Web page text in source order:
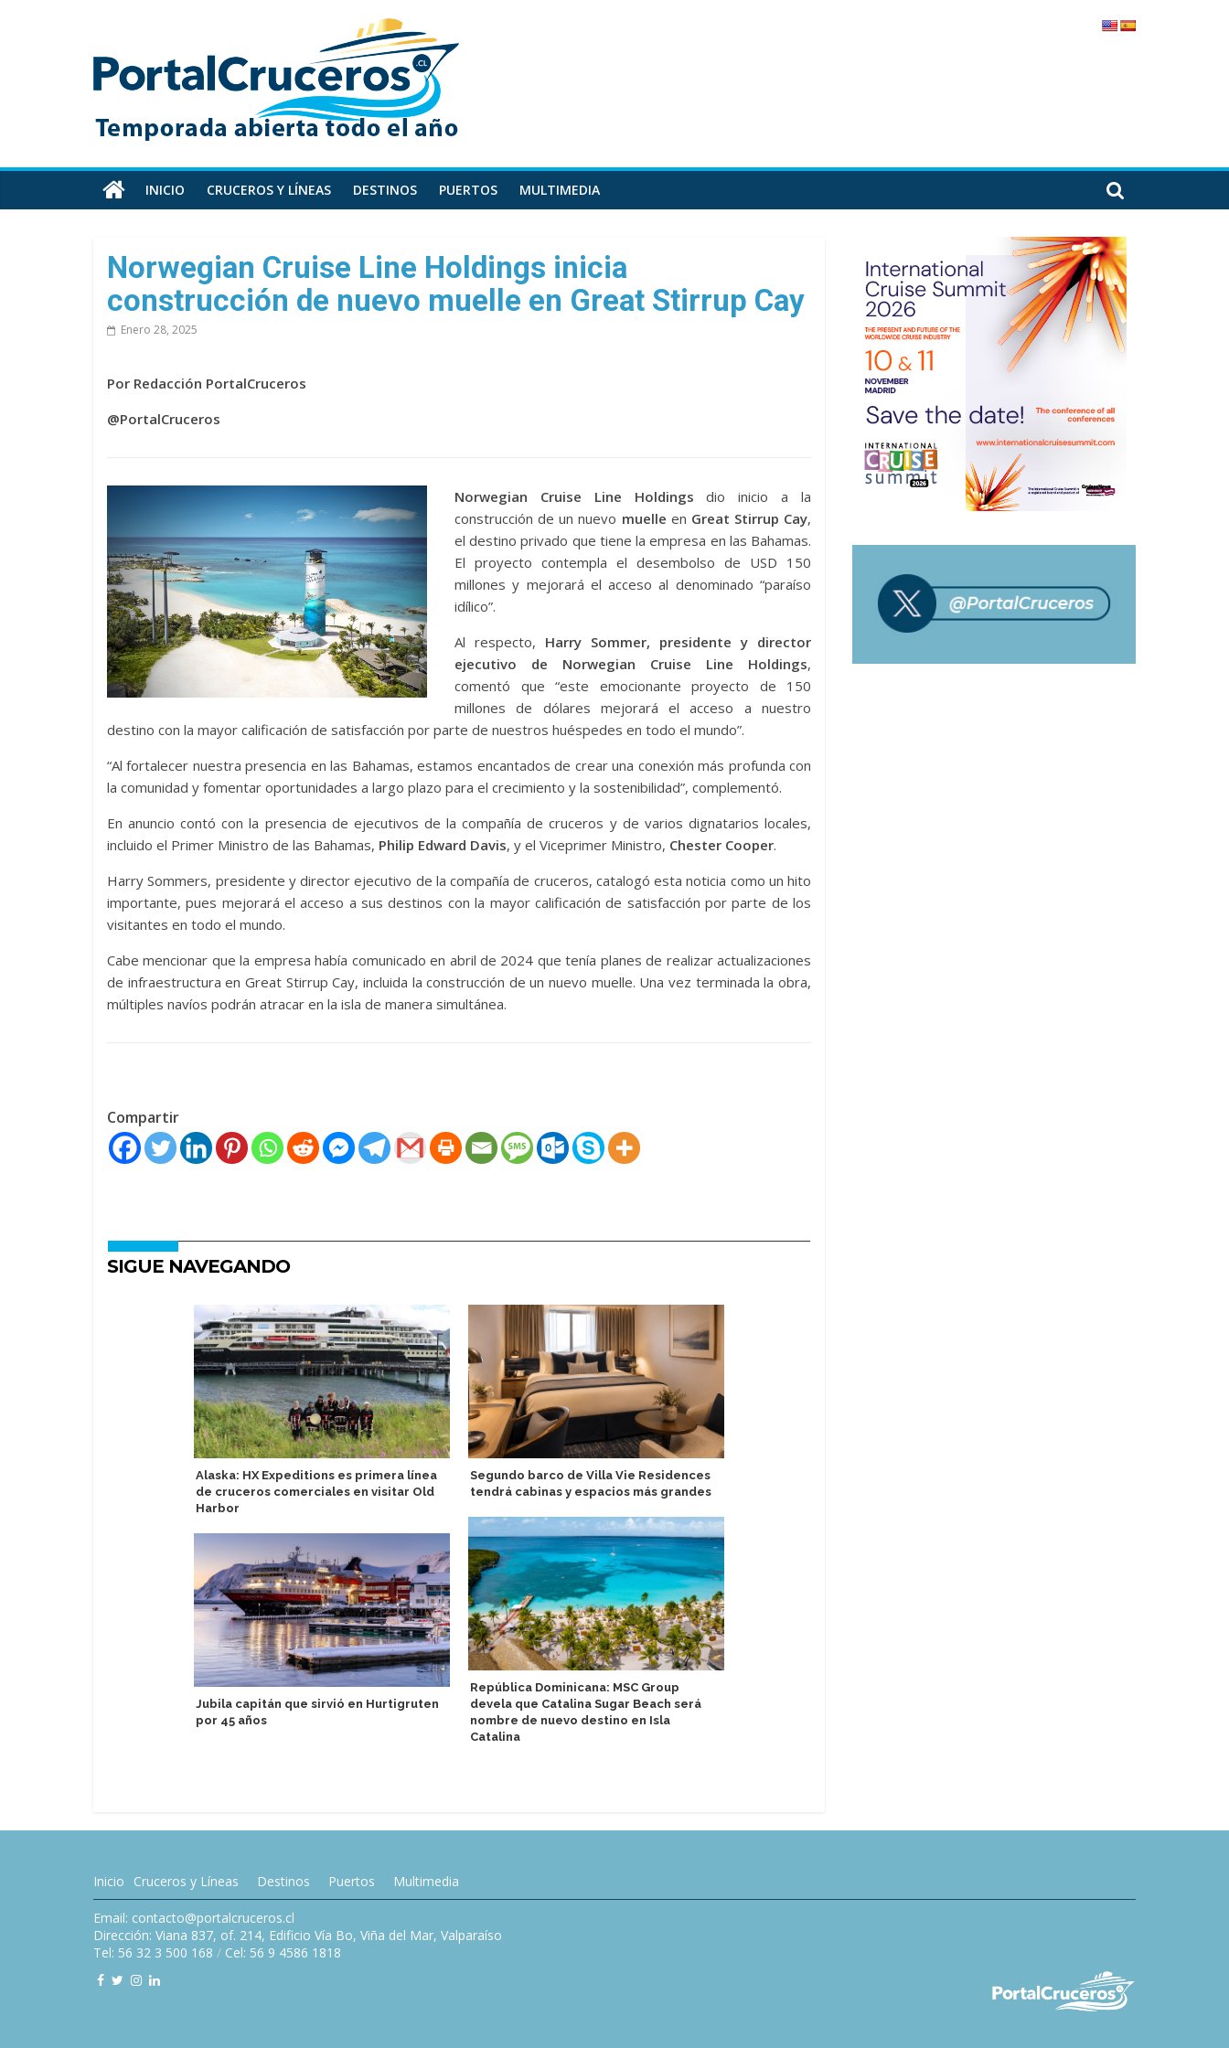
PortalCruceros
Toda
información
cruceros
en
un
sitio
INICIO CRUCEROS Y LÍNEAS DESTINOS PUERTOS MULTIMEDIA
Norwegian Cruise Line Holdings inicia
construcción de nuevo muelle en Great Stirrup Cay
Enero 28, 2025
Por Redacción PortalCruceros
@PortalCruceros
Norwegian Cruise Line Holdings dio inicio a la
construcción de un nuevo muelle en Great Stirrup Cay,
el destino privado que tiene la empresa en las Bahamas.
El proyecto contempla el desembolso de USD 150
millones y mejorará el acceso al denominado “paraíso
idílico”.
Al respecto, Harry Sommer, presidente y director
ejecutivo de Norwegian Cruise Line Holdings,
comentó que “este emocionante proyecto de 150
millones de dólares mejorará el acceso a nuestro
destino con la mayor calificación de satisfacción por parte de nuestros huéspedes en todo el mundo”.
“Al fortalecer nuestra presencia en las Bahamas, estamos encantados de crear una conexión más profunda con
la comunidad y fomentar oportunidades a largo plazo para el crecimiento y la sostenibilidad”, complementó.
En anuncio contó con la presencia de ejecutivos de la compañía de cruceros y de varios dignatarios locales,
incluido el Primer Ministro de las Bahamas, Philip Edward Davis, y el Viceprimer Ministro, Chester Cooper.
Harry Sommers, presidente y director ejecutivo de la compañía de cruceros, catalogó esta noticia como un hito
importante, pues mejorará el acceso a sus destinos con la mayor calificación de satisfacción por parte de los
visitantes en todo el mundo.
Cabe mencionar que la empresa había comunicado en abril de 2024 que tenía planes de realizar actualizaciones
de infraestructura en Great Stirrup Cay, incluida la construcción de un nuevo muelle. Una vez terminada la obra,
múltiples navíos podrán atracar en la isla de manera simultánea.
Compartir
SIGUE NAVEGANDO
Alaska: HX Expeditions es primera línea
de cruceros comerciales en visitar Old
Harbor
Jubila capitán que sirvió en Hurtigruten
por 45 años
Segundo barco de Villa Vie Residences
tendrá cabinas y espacios más grandes
República Dominicana: MSC Group
devela que Catalina Sugar Beach será
nombre de nuevo destino en Isla
Catalina
Inicio Cruceros y Líneas Destinos Puertos Multimedia
Email: contacto@portalcruceros.cl
Dirección: Viana 837, of. 214, Edificio Vía Bo, Viña del Mar, Valparaíso
Tel: 56 32 3 500 168 / Cel: 56 9 4586 1818